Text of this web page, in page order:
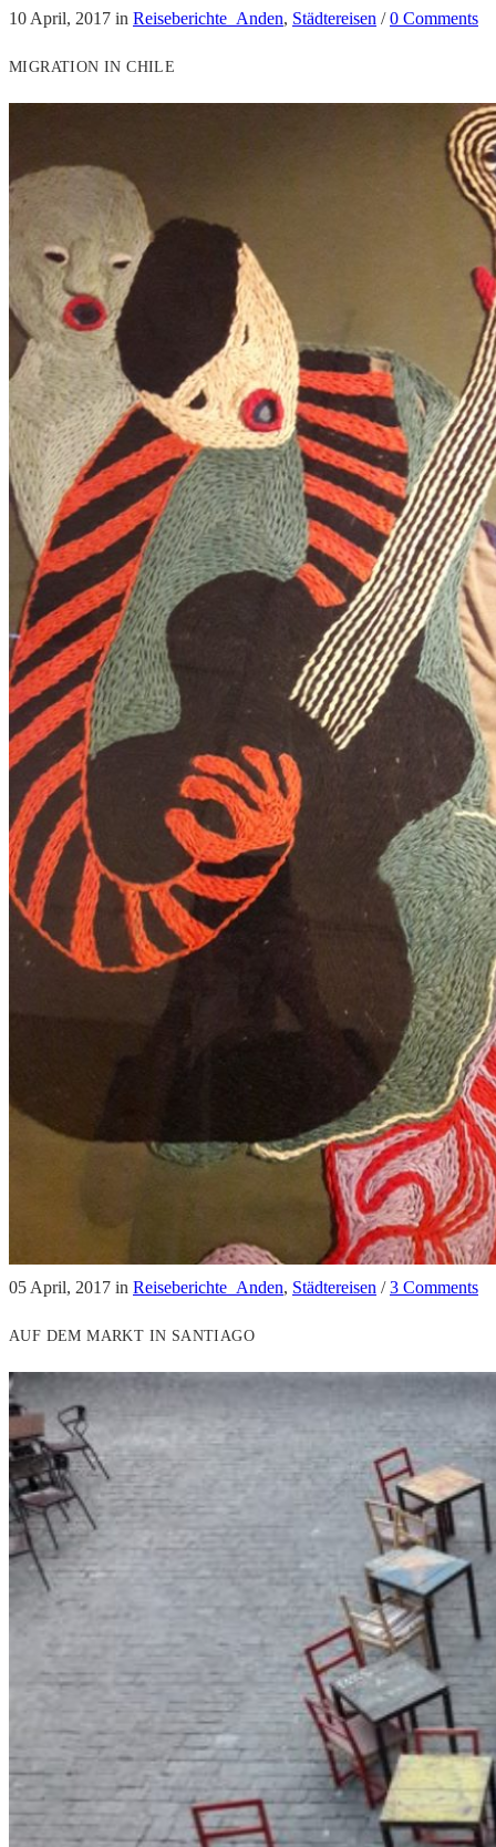
10 April, 2017 in Reiseberichte_Anden, Städtereisen /0 Comments
MIGRATION IN CHILE
05 April, 2017 in Reiseberichte_Anden, Städtereisen /3 Comments
AUF DEM MARKT IN SANTIAGO